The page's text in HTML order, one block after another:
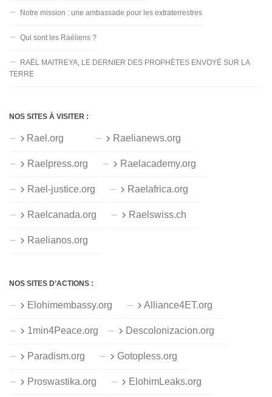
Notre mission : une ambassade pour les extraterrestres
Qui sont les Raéliens ?
RAËL MAITREYA, LE DERNIER DES PROPHÈTES ENVOYÉ SUR LA
TERRE
NOS SITES À VISITER :
Rael.org Raelianews.org
Raelpress.org Raelacademy.org
Rael-justice.org Raelafrica.org
Raelcanada.org Raelswiss.ch
Raelianos.org
NOS SITES D’ACTIONS :
Elohimembassy.org Alliance4ET.org
1min4Peace.org Descolonizacion.org
Paradism.org Gotopless.org
Proswastika.org ElohimLeaks.org